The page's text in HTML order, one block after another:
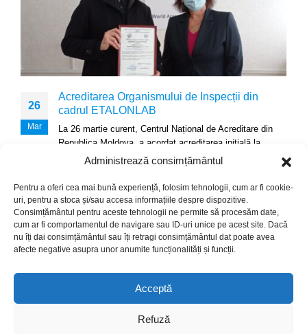
Administrează consimțământul
Pentru a oferi cea mai bună experiență, folosim tehnologii, cum ar fi cookie-
uri, pentru a stoca și/sau accesa informațiile despre dispozitive.
Consimțământul pentru aceste tehnologii ne permite să procesăm date,
cum ar fi comportamentul de navigare sau ID-uri unice pe acest site. Dacă
nu îți dai consimțământul sau îți retragi consimțământul dat poate avea
afecte negative asupra unor anumite funcționalități și funcții.
Acceptă
Refuză
26
Mar
Acreditarea Organismului de Inspecții din
cadrul ETALONLAB
La 26 martie curent, Centrul Național de Acreditare din
Republica Moldova, a acordat acreditarea inițială la
cerințele standardului ISO/IEC...
© Copyright 2024. Crafted with ♥ by
European Union. Its contents is the sole responsibility of